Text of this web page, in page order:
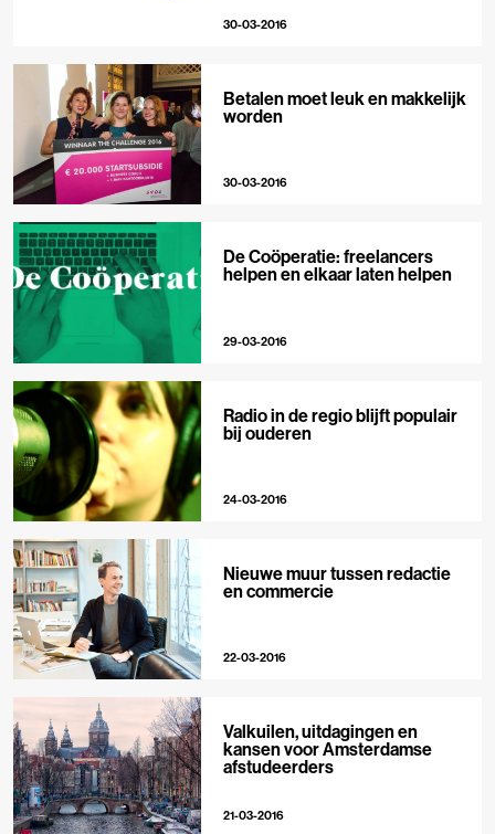
30-03-2016
Betalen moet leuk en makkelijk
worden
30-03-2016
De Coöperatie: freelancers
helpen en elkaar laten helpen
29-03-2016
Radio in de regio blijft populair
bij ouderen
24-03-2016
Nieuwe muur tussen redactie
en commercie
22-03-2016
Valkuilen, uitdagingen en
kansen voor Amsterdamse
afstudeerders
21-03-2016